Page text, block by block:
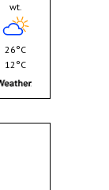
wt.
26°C
12°C